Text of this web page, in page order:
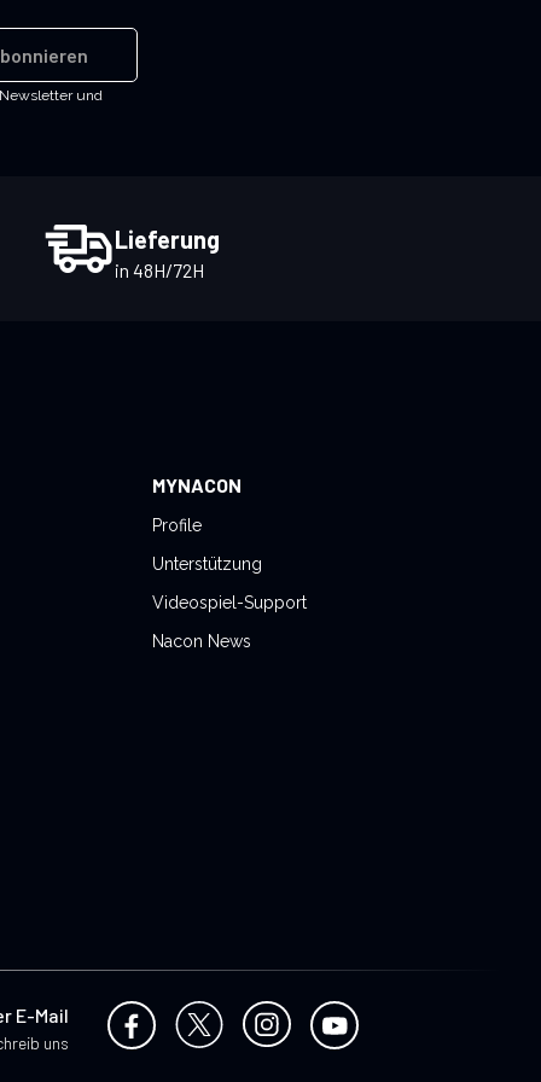
und
Lieferung
in 48H/72H
MYNACON
Profile
Unterstützung
Videospiel-Support
Nacon News
E-Mail
uns